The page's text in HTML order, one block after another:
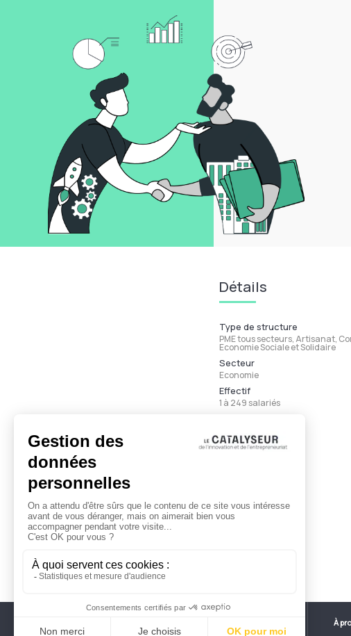
Détails
Type de structure
PME tous secteurs, Artisanat,
Economie Sociale et Solidaire
Secteur
Economie
Effectif
1 à 249 salariés
À